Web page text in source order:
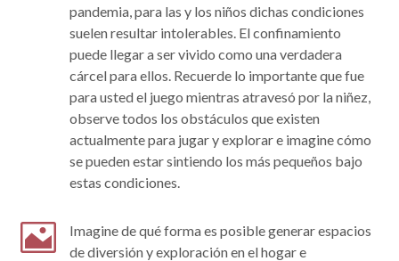
pandemia, para las y los niños dichas condiciones
suelen resultar intolerables. El confinamiento
puede llegar a ser vivido como una verdadera
cárcel para ellos. Recuerde lo importante que fue
para usted el juego mientras atravesó por la niñez,
observe todos los obstáculos que existen
actualmente para jugar y explorar e imagine cómo
se pueden estar sintiendo los más pequeños bajo
estas condiciones.

Imagine de qué forma es posible generar espacios
de diversión y exploración en el hogar e